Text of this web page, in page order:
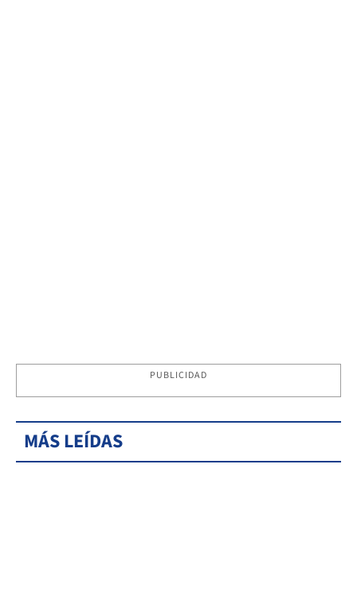
PUBLICIDAD
MÁS LEÍDAS